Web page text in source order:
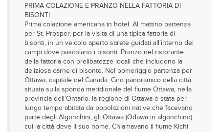
PRIMA COLAZIONE E PRANZO NELLA FATTORIA DI
BISONTI
Prima colazione americana in hotel. Al mattino partenza
per St. Prosper, per la visita di una tipica fattoria di
bisonti, in un veicolo aperto sarete guidati all’interno dei
campi dove pascolano i bisonti. Pranzo nel ristorante
della fattoria con prelibatezze locali che includono la
deliziosa carne di bisonte. Nel pomeriggio partenza per
Ottawa, capitale del Canada. Giro panoramico della città,
situata sulla sponda meridionale del fiume Ottawa, nella
provincia dell’Ontario, la regione di Ottawa è stata per
lungo tempo abitata da popolazioni native che facevano
parte degli Algonchini, gli Ottawa (Odawa in algonchino)
cui la città deve il suo nome. Chiamavano il fiume Kichi